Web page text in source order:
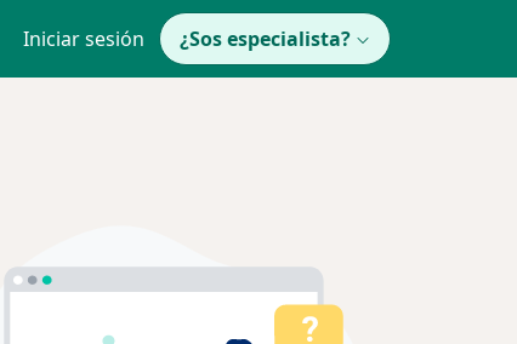
Iniciar sesión ¿Sos especialista?